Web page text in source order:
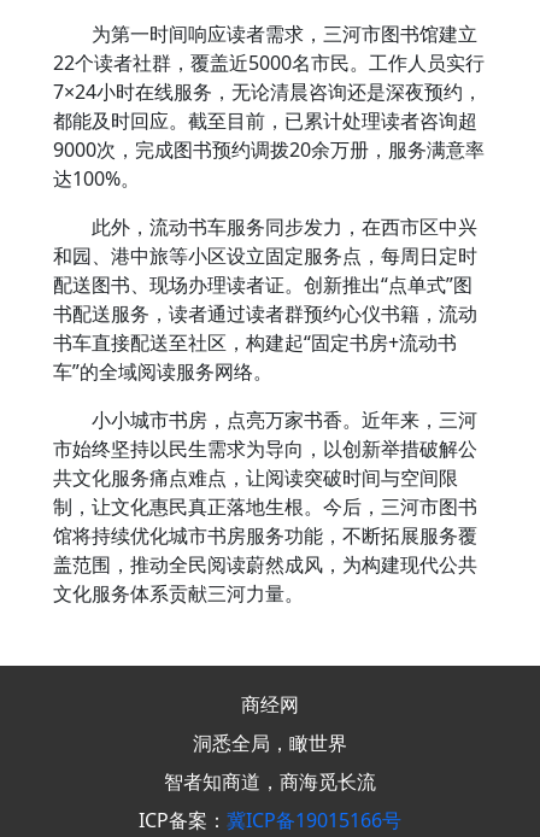
为第一时间响应读者需求，三河市图书馆建立
22个读者社群，覆盖近5000名市民。工作人员实行
7×24小时在线服务，无论清晨咨询还是深夜预约，
都能及时回应。截至目前，已累计处理读者咨询超
9000次，完成图书预约调拨20余万册，服务满意率
达100%。
此外，流动书车服务同步发力，在西市区中兴
和园、港中旅等小区设立固定服务点，每周日定时
配送图书、现场办理读者证。创新推出“点单式”图
书配送服务，读者通过读者群预约心仪书籍，流动
书车直接配送至社区，构建起“固定书房+流动书
车”的全域阅读服务网络。
小小城市书房，点亮万家书香。近年来，三河
市始终坚持以民生需求为导向，以创新举措破解公
共文化服务痛点难点，让阅读突破时间与空间限
制，让文化惠民真正落地生根。今后，三河市图书
馆将持续优化城市书房服务功能，不断拓展服务覆
盖范围，推动全民阅读蔚然成风，为构建现代公共
文化服务体系贡献三河力量。
商经网
洞悉全局，瞰世界
智者知商道，商海觅长流
ICP备案： 冀ICP备19015166号